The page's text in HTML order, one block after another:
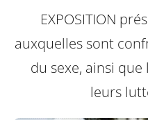
EXPOSITION
auxquelles sont
du sexe, ainsi
leurs